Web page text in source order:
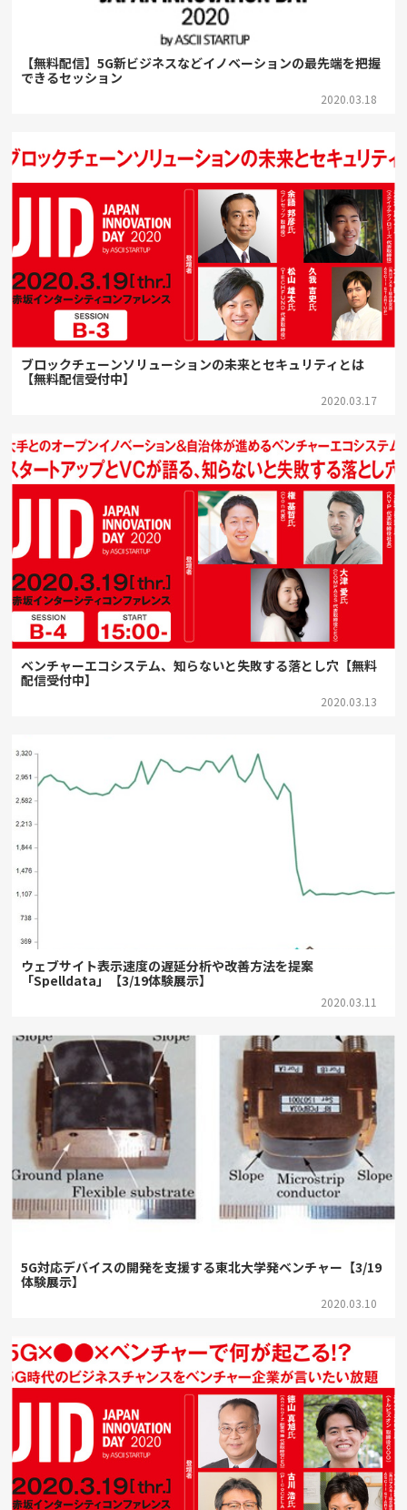
【無料配信】5G新ビジネスなどイノベーションの最先端を把握
できるセッション
2020.03.18
ブロックチェーンソリューションの未来とセキュリティとは
【無料配信受付中】
2020.03.17
ベンチャーエコシステム、知らないと失敗する落とし穴【無料
配信受付中】
2020.03.13
ウェブサイト表示速度の遅延分析や改善方法を提案
「Spelldata」【3/19体験展示】
2020.03.11
5G対応デバイスの開発を支援する東北大学発ベンチャー【3/19
体験展示】
2020.03.10